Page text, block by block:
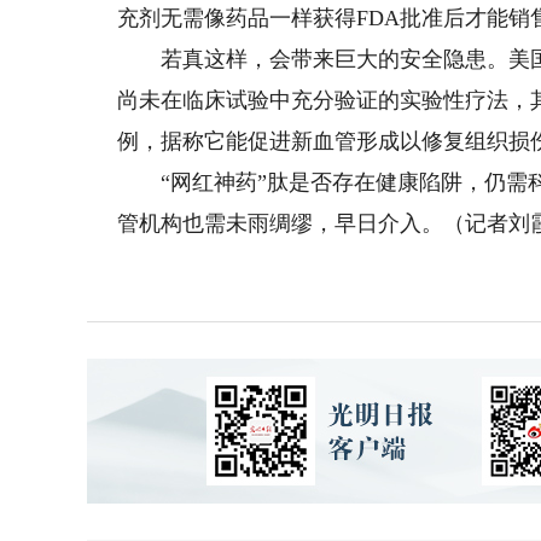
充剂无需像药品一样获得FDA批准后才能
若真这样，会带来巨大的安全隐患。美
尚未在临床试验中充分验证的实验性疗法
例，据称它能促进新血管形成以修复组织
“网红神药”肽是否存在健康陷阱，仍需
管机构也需未雨绸缪，早日介入。（记者刘